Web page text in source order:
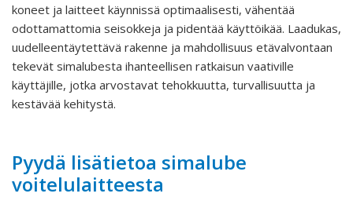
koneet ja laitteet käynnissä optimaalisesti, vähentää
odottamattomia seisokkeja ja pidentää käyttöikää. Laadukas,
uudelleentäytettävä rakenne ja mahdollisuus etävalvontaan
tekevät simalubesta ihanteellisen ratkaisun vaativille
käyttäjille, jotka arvostavat tehokkuutta, turvallisuutta ja
kestävää kehitystä.
Pyydä lisätietoa simalube
voitelulaitteesta